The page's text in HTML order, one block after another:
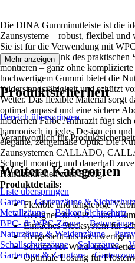
Die DINA Gumminutleiste ist die
Zaunsysteme – robust, flexibel und
Sie ist für die Verwendung mit
und lässt sich dank des praktischen
montieren – ganz ohne
hochwertigem Gummi bietet die
Widerstandsfähigkeit und schützt
Wetter. Das flexible Material sorgt
optimal anpasst und eine sichere
modernen Farbe Anthrazit fügt
harmonisch in jedes Design ein
elegante, zeitgemäße Optik. Die
Zaunsystemen CALLADO,
Schnell montiert und dauerhaft
Handumdrehen zum Erfolg.
Produktdetails:
Flexible und langlebige
Geeignet für WPC- und
Einfaches Stecksystem für
Hergestellt aus
Schützt vor Wind- und
Optimale Lösung für
Mehr anzeigen
Produktsicherheit
Bereich überspringen
Verantwortlich für
Weitere Kategorien
Liste überspringen
Garten
Gartenzäune &
Metallzäune
Balkon Sichtschutz
BPC- & WPC-Zäune
Betonzäune
Naturzäune & Weidenzäune
Schallschutzzäune
Solarzäune
Gartentore & Zauntore